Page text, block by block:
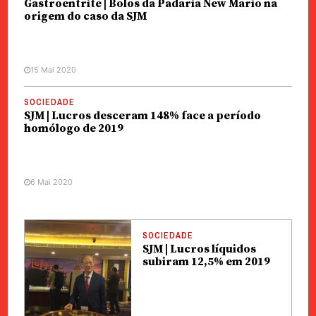
Gastroentrite | Bolos da Padaria New Mario na
origem do caso da SJM
15 Mai 2020
SOCIEDADE
SJM | Lucros desceram 148% face a período
homólogo de 2019
6 Mai 2020
SOCIEDADE
SJM | Lucros líquidos
subiram 12,5% em 2019